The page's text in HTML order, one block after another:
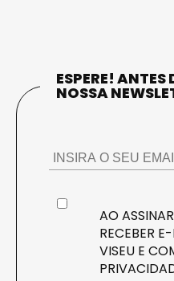
ESPERE! ANTES
NOSSA
AO
RECEBER
VISEU E